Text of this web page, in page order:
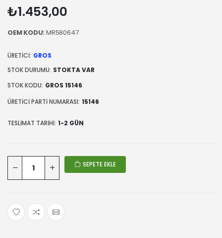
₺1.453,00
OEM KODU:MR580647
ÜRETICI: GROS
STOK DURUMU: STOKTA VAR
STOK KODU: GROS 15146
ÜRETICI PARTI NUMARASI: 15146
TESLIMAT TARIHI: 1-2 GÜN
SEPETE EKLE